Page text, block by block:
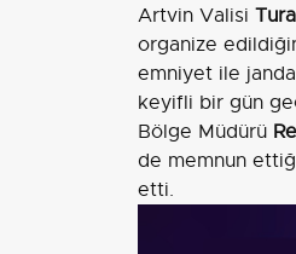
Artvin Valisi
organize
emniyet ile
keyifli bir gün
Bölge Müdürü
de memnun
etti.